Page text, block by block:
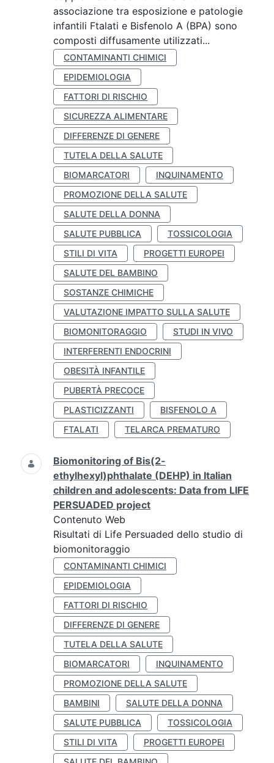
associazione tra esposizione e patologie
infantili Ftalati e Bisfenolo A (BPA) sono
composti diffusamente utilizzati...
CONTAMINANTI CHIMICI
EPIDEMIOLOGIA
FATTORI DI RISCHIO
SICUREZZA ALIMENTARE
DIFFERENZE DI GENERE
TUTELA DELLA SALUTE
BIOMARCATORI
INQUINAMENTO
PROMOZIONE DELLA SALUTE
SALUTE DELLA DONNA
SALUTE PUBBLICA
TOSSICOLOGIA
STILI DI VITA
PROGETTI EUROPEI
SALUTE DEL BAMBINO
SOSTANZE CHIMICHE
VALUTAZIONE IMPATTO SULLA SALUTE
BIOMONITORAGGIO
STUDI IN VIVO
INTERFERENTI ENDOCRINI
OBESITÀ INFANTILE
PUBERTÀ PRECOCE
PLASTICIZZANTI
BISFENOLO A
FTALATI
TELARCA PREMATURO
Biomonitoring of Bis(2-
ethylhexyl)phthalate (DEHP) in Italian
children and adolescents: Data from LIFE
PERSUADED project
Contenuto Web
Risultati di Life Persuaded dello studio di
biomonitoraggio
CONTAMINANTI CHIMICI
EPIDEMIOLOGIA
FATTORI DI RISCHIO
DIFFERENZE DI GENERE
TUTELA DELLA SALUTE
BIOMARCATORI
INQUINAMENTO
PROMOZIONE DELLA SALUTE
BAMBINI
SALUTE DELLA DONNA
SALUTE PUBBLICA
TOSSICOLOGIA
STILI DI VITA
PROGETTI EUROPEI